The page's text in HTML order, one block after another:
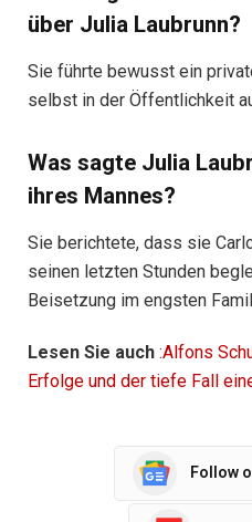
über Julia Laubrunn?
Sie führte bewusst ein
selbst in der Öffentlichkeit
Was sagte Julia
ihres Mannes?
Sie berichtete, dass sie
seinen letzten Stunden
Beisetzung im engsten
Lesen Sie auch :Alfons
Erfolge und der tiefe Fall
Follow